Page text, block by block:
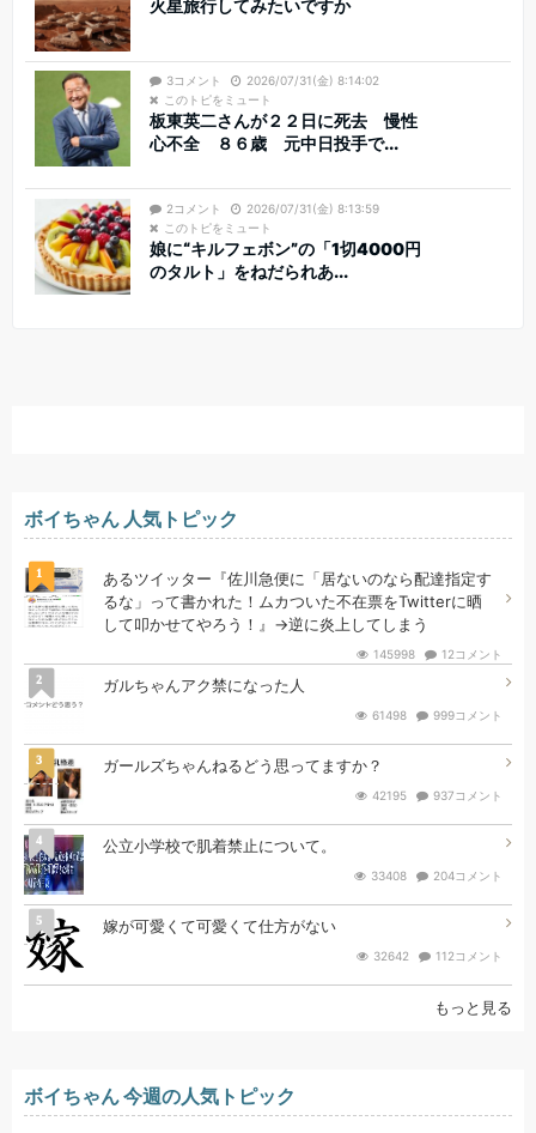
火星旅行してみたいですか
3コメント
2026/07/31(金) 8:14:02
このトピをミュート
板東英二さんが２２日に死去 慢性
心不全 ８６歳 元中日投手で...
2コメント
2026/07/31(金) 8:13:59
このトピをミュート
娘に“キルフェボン”の「1切4000円
のタルト」をねだられあ...
ボイちゃん 人気トピック
1
あるツイッター『佐川急便に「居ないのなら配達指定す
るな」って書かれた！ムカついた不在票をTwitterに晒
して叩かせてやろう！』→逆に炎上してしまう
145998 12コメント
2 ガルちゃんアク禁になった人
61498 999コメント
3 ガールズちゃんねるどう思ってますか？
42195 937コメント
4 公立小学校で肌着禁止について。
33408 204コメント
5 嫁が可愛くて可愛くて仕方がない
32642 112コメント
もっと見る
ボイちゃん 今週の人気トピック